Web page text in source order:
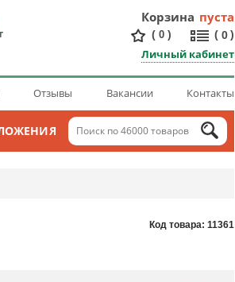
Корзина пуста
( 0 ) ( 0 )
Личный кабинет
Отзывы Вакансии Контакты
Код товара: 11361